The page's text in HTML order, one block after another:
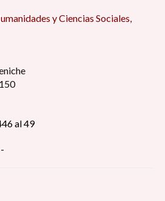
y Ciencias Sociales,
al 49